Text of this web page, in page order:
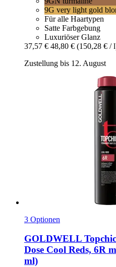
9G very light gold
Für alle Haartypen
Satte Farbgebung
Luxuriöser Glanz
37,57 € 48,80 € (150,28 € /
Zustellung bis 12. August
3 Optionen
GOLDWELL
Dose Cool Reds, 6R
ml)